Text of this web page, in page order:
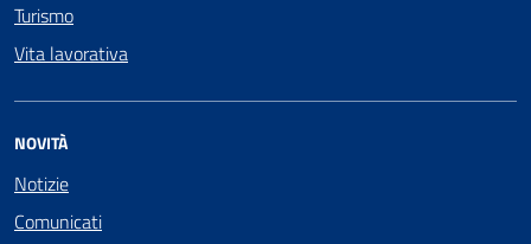
Turismo
Vita lavorativa
NOVITÀ
Notizie
Comunicati